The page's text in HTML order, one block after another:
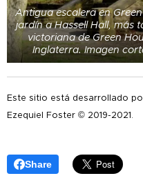
Antigua escalera en
jardín a Hassell Hall, más
victoriana de Green
Inglaterra. Imagen
Este sitio está desarrollado
Ezequiel Foster © 2019-2021.
Share